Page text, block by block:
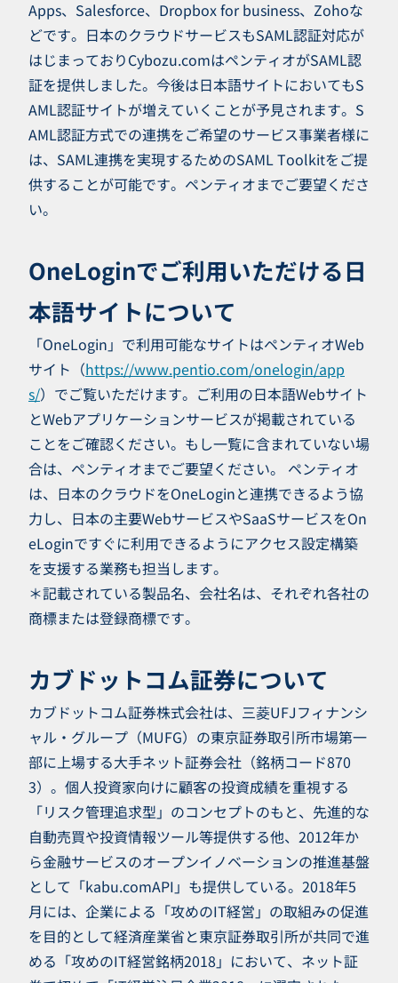
Apps、Salesforce、Dropbox for business、Zohoな
どです。日本のクラウドサービスもSAML認証対応が
はじまっておりCybozu.comはペンティオがSAML認
証を提供しました。今後は日本語サイトにおいてもS
AML認証サイトが増えていくことが予見されます。S
AML認証方式での連携をご希望のサービス事業者様に
は、SAML連携を実現するためのSAML Toolkitをご提
供することが可能です。ペンティオまでご要望くださ
い。
OneLoginでご利用いただける日
本語サイトについて
「OneLogin」で利用可能なサイトはペンティオWeb
サイト（https://www.pentio.com/onelogin/app
s/）でご覧いただけます。ご利用の日本語Webサイト
とWebアプリケーションサービスが掲載されている
ことをご確認ください。もし一覧に含まれていない場
合は、ペンティオまでご要望ください。 ペンティオ
は、日本のクラウドをOneLoginと連携できるよう協
力し、日本の主要WebサービスやSaaSサービスをOn
eLoginですぐに利用できるようにアクセス設定構築
を支援する業務も担当します。
＊記載されている製品名、会社名は、それぞれ各社の
商標または登録商標です。
カブドットコム証券について
カブドットコム証券株式会社は、三菱UFJフィナンシ
ャル・グループ（MUFG）の東京証券取引所市場第一
部に上場する大手ネット証券会社（銘柄コード870
3）。個人投資家向けに顧客の投資成績を重視する
「リスク管理追求型」のコンセプトのもと、先進的な
自動売買や投資情報ツール等提供する他、2012年か
ら金融サービスのオープンイノベーションの推進基盤
として「kabu.comAPI」も提供している。2018年5
月には、企業による「攻めのIT経営」の取組みの促進
を目的として経済産業省と東京証券取引所が共同で進
める「攻めのIT経営銘柄2018」において、ネット証